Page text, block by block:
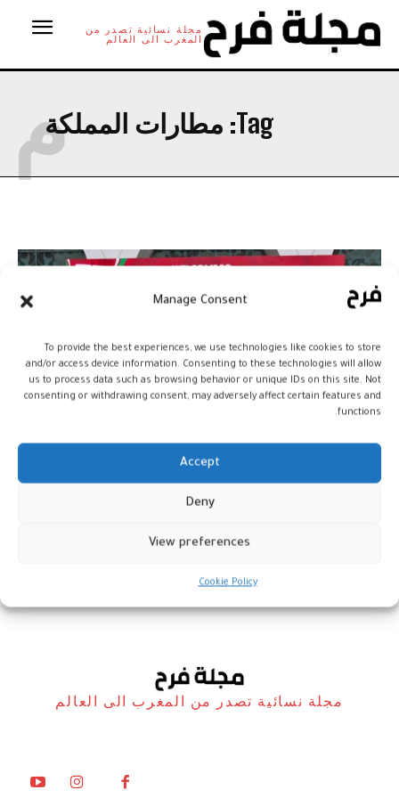
Manage Consent
To provide the best experiences, we use technologies like cookies to store
and/or access device information. Consenting to these technologies will allow
us to process data such as browsing behavior or unique IDs on this site. Not
consenting or withdrawing consent, may adversely affect certain features and
functions.
Accept
Deny
View preferences
Cookie Policy
مجلة نسائية تصدر من
المغرب الى العالم
Tag: مطارات المملكةم
مطارات المملكة تنخرط في أجواء
مجلة نسائية تصدر من المغرب الى العالم